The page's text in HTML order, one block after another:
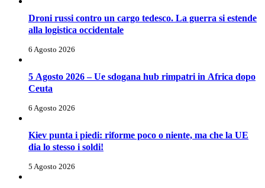
Droni russi contro un cargo tedesco. La guerra si estende
alla logistica occidentale
6 Agosto 2026
5 Agosto 2026 – Ue sdogana hub rimpatri in Africa dopo
Ceuta
6 Agosto 2026
Kiev punta i piedi: riforme poco o niente, ma che la UE
dia lo stesso i soldi!
5 Agosto 2026